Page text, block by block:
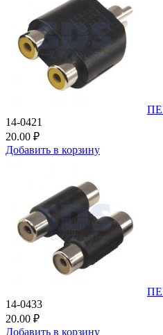
14-0421
20.00 ₽
Добавить в корзину
14-0433
20.00 ₽
Добавить в корзину